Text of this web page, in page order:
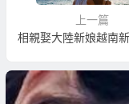
上一篇